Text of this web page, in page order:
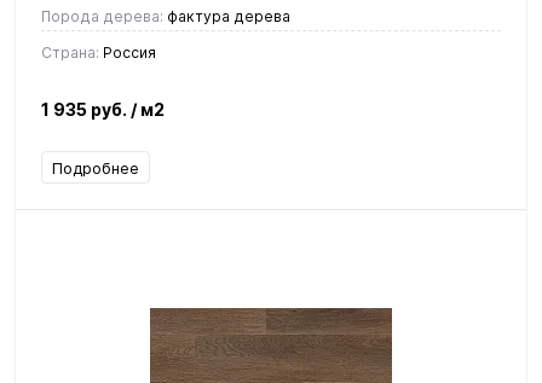
Порода дерева: фактура дерева
Страна: Россия
1 935 руб. / м2
Подробнее